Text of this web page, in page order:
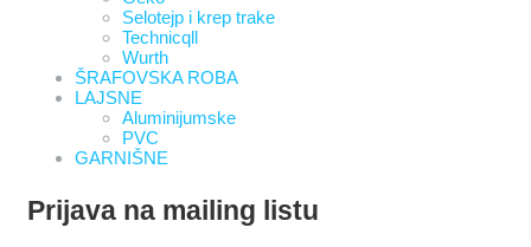
Selotejp i krep trake
Technicqll
Wurth
ŠRAFOVSKA ROBA
LAJSNE
Aluminijumske
PVC
GARNIŠNE
Prijava na mailing listu